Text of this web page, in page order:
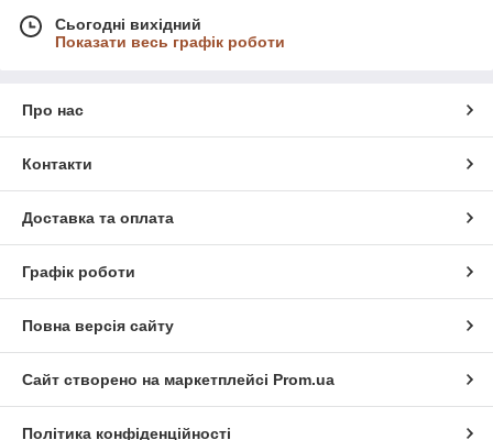
Сьогодні вихідний
Показати весь графік роботи
Про нас
Контакти
Доставка та оплата
Графік роботи
Повна версія сайту
Сайт створено на маркетплейсі Prom.ua
Політика конфіденційності